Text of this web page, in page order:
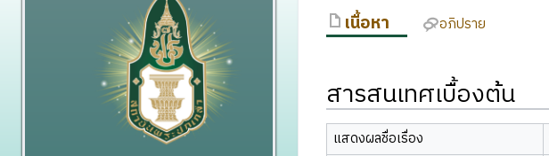
เนื้อหา อภิปราย
สารสนเทศเบื้องต้น
แสดงผลชื่อเรื่อง